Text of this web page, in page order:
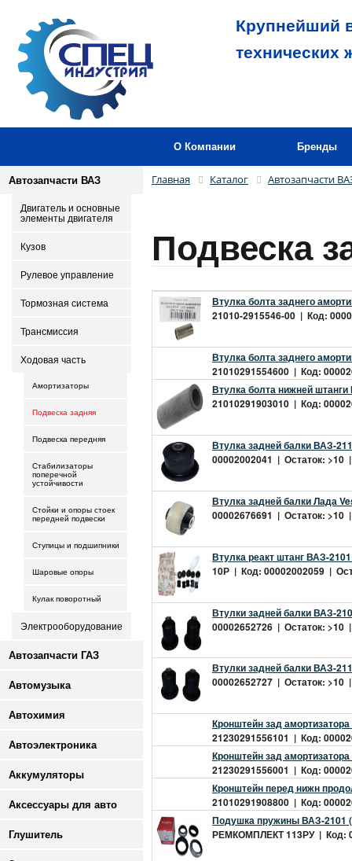
Крупнейший
технических
О Компании Бренды
Автозапчасти ВАЗ
Двигатель и основные
элементы двигателя
Кузов
Рулевое управление
Тормозная система
Трансмиссия
Ходовая часть
Амортизаторы
Подвеска задняя
Подвеска передняя
Стабилизаторы
поперечной
устойчивости
Стойки и опоры стоек
передней подвески
Ступицы и подшипники
Шаровые опоры
Кулак поворотный
Электрооборудование
Автозапчасти ГАЗ
Автомузыка
Автохимия
Автоэлектроника
Аккумуляторы
Аксессуары для авто
Глушитель
Главная Каталог Автозапчасти
Подвеска
Втулка болта заднего
21010-2915546-00 | Код:
Втулка болта заднего
21010291554600 | Код:
Втулка болта нижней
21010291903010 | Код:
Втулка задней балки ВАЗ-
00002002041 | Остаток: >10
Втулка задней балки Лада
00002676691 | Остаток: >10
Втулка реакт штанг ВАЗ-
10Р | Код: 00002002059 |
Втулки задней балки ВАЗ-
00002652726 | Остаток: >10
Втулки задней балки ВАЗ-
00002652727 | Остаток: >10
Кронштейн зад
21230291556101 | Код:
Кронштейн зад
21230291556001 | Код:
Кронштейн перед нижн
21010291908800 | Код:
Подушка пружины ВАЗ-2101
РЕМКОМПЛЕКТ 113РУ | Код: